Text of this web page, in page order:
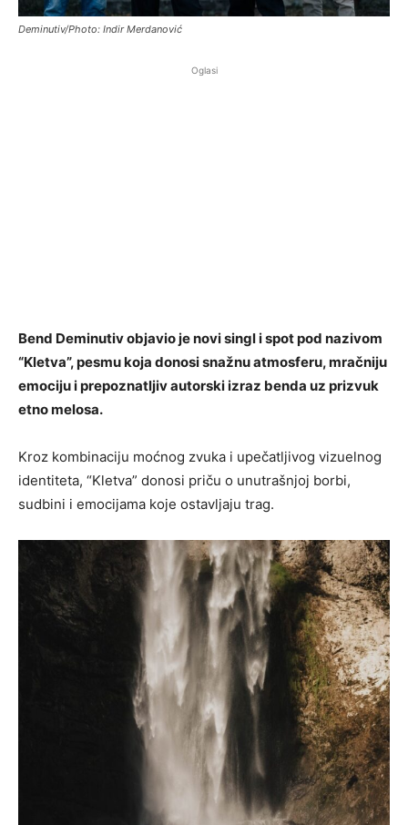
Deminutiv/Photo: Indir Merdanović
Oglasi
Bend Deminutiv objavio je novi singl i spot pod nazivom
“Kletva”, pesmu koja donosi snažnu atmosferu, mračniju
emociju i prepoznatljiv autorski izraz benda uz prizvuk
etno melosa.
Kroz kombinaciju moćnog zvuka i upečatljivog vizuelnog
identiteta, “Kletva” donosi priču o unutrašnjoj borbi,
sudbini i emocijama koje ostavljaju trag.